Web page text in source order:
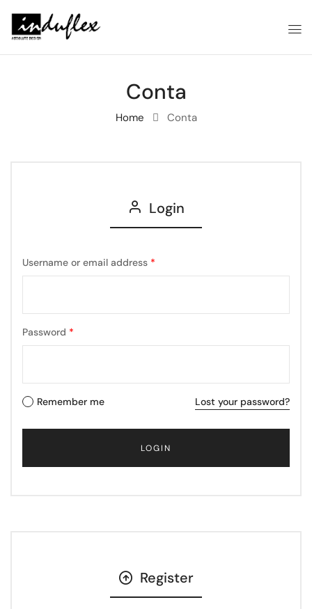
Conta
Home Conta
Login
Username or email address *
Password *
Remember me Lost your password?
Register